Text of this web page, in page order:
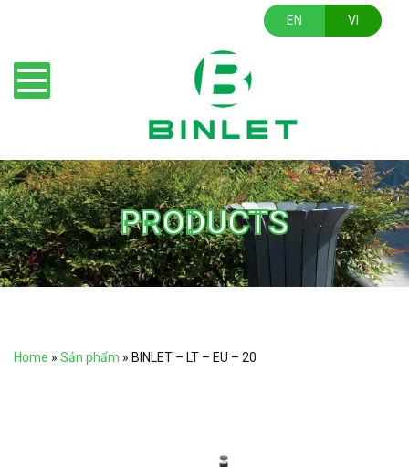
EN VI
PRODUCTS
Home » Sản phẩm » BINLET – LT – EU – 20